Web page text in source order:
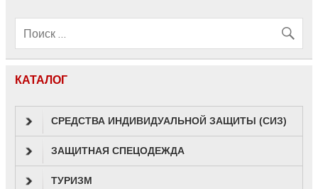
КАТАЛОГ
СРЕДСТВА ИНДИВИДУАЛЬНОЙ ЗАЩИТЫ (СИЗ)
ЗАЩИТНАЯ СПЕЦОДЕЖДА
ТУРИЗМ